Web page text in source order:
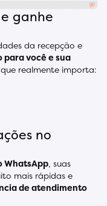
ganhe
da recepção e
para você e sua
realmente importa:
no
WhatsApp, suas
mais rápidas e
de atendimento